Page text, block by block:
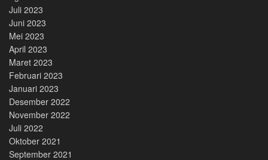
Juli 2023
Juni 2023
Mei 2023
April 2023
Maret 2023
Februari 2023
Januari 2023
Desember 2022
November 2022
Juli 2022
Oktober 2021
September 2021